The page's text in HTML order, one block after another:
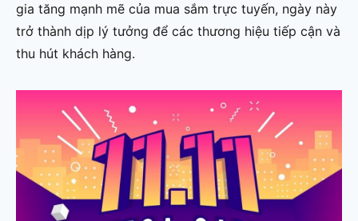
gia tăng mạnh mẽ của mua sắm trực tuyến, ngày này
trở thành dịp lý tưởng để các thương hiệu tiếp cận và
thu hút khách hàng.